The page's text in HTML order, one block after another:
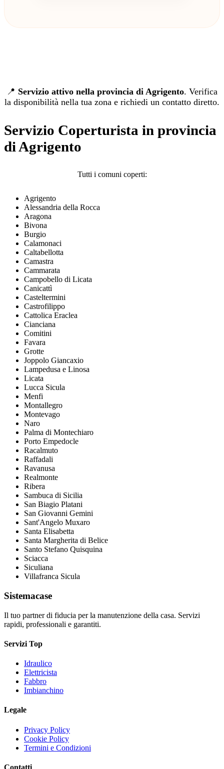
📍 Servizio attivo nella provincia di Agrigento. Verifica
la disponibilità nella tua zona e richiedi un contatto diretto.
Servizio Coperturista in provincia
di Agrigento
Tutti i comuni coperti:
Agrigento
Alessandria della Rocca
Aragona
Bivona
Burgio
Calamonaci
Caltabellotta
Camastra
Cammarata
Campobello di Licata
Canicattì
Casteltermini
Castrofilippo
Cattolica Eraclea
Cianciana
Comitini
Favara
Grotte
Joppolo Giancaxio
Lampedusa e Linosa
Licata
Lucca Sicula
Menfi
Montallegro
Montevago
Naro
Palma di Montechiaro
Porto Empedocle
Racalmuto
Raffadali
Ravanusa
Realmonte
Ribera
Sambuca di Sicilia
San Biagio Platani
San Giovanni Gemini
Sant'Angelo Muxaro
Santa Elisabetta
Santa Margherita di Belice
Santo Stefano Quisquina
Sciacca
Siculiana
Villafranca Sicula
Sistemacase
Il tuo partner di fiducia per la manutenzione della casa. Servizi
rapidi, professionali e garantiti.
Servizi Top
Idraulico
Elettricista
Fabbro
Imbianchino
Legale
Privacy Policy
Cookie Policy
Termini e Condizioni
Contatti